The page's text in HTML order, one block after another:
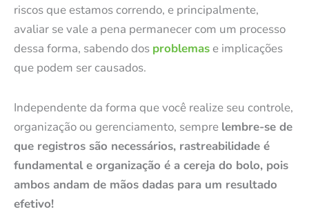
riscos que estamos correndo, e principalmente,
avaliar se vale a pena permanecer com um processo
dessa forma, sabendo dos problemas e implicações
que podem ser causados.
Independente da forma que você realize seu controle,
organização ou gerenciamento, sempre lembre-se de
que registros são necessários, rastreabilidade é
fundamental e organização é a cereja do bolo, pois
ambos andam de mãos dadas para um resultado
efetivo!